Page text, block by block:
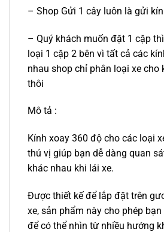
– Shop Gửi 1 cây luôn là gửi
– Quý khách muốn đặt 1 cặp
loại 1 cặp 2 bên vì tất cả các
nhau shop chỉ phân loại xe cho
thôi
Mô tả :
Kính xoay 360 độ cho các loại
thú vị giúp bạn dễ dàng quan
khác nhau khi lái xe.
Được thiết kế để lắp đặt trên
xe, sản phẩm này cho phép
để có thể nhìn từ nhiều hướng